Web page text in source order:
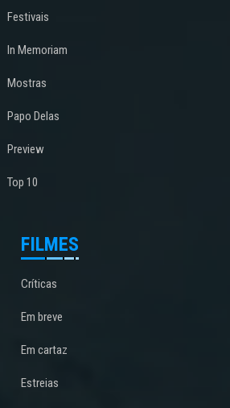
Festivais
In Memoriam
Mostras
Papo Delas
Preview
Top 10
FILMES
Críticas
Em breve
Em cartaz
Estreias